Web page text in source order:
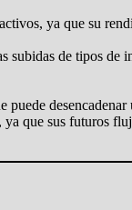
ya que su
de tipos de
desencadenar
que sus futuros